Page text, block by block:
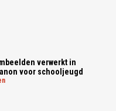
verwerkt in
voor schooljeugd